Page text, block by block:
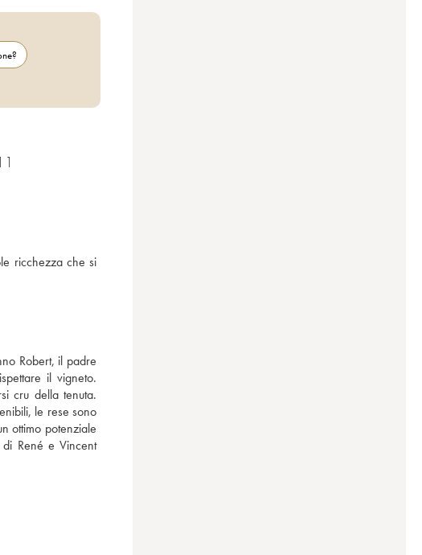
ricchezza che si
Robert, il padre
il vigneto.
cru della tenuta.
le rese sono
ottimo potenziale
René e Vincent